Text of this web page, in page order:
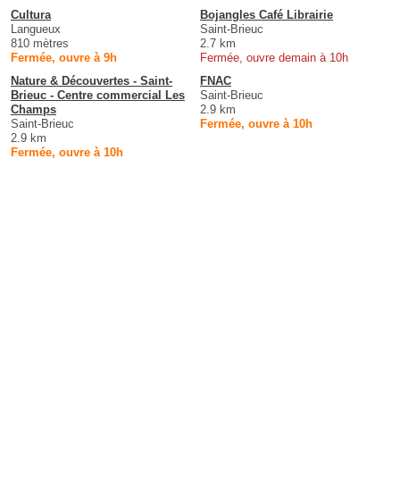
Cultura
Langueux
810 mètres
Fermée, ouvre à 9h
Bojangles Café Librairie
Saint-Brieuc
2.7 km
Fermée, ouvre demain à 10h
Nature & Découvertes - Saint-
Brieuc - Centre commercial Les
Champs
Saint-Brieuc
2.9 km
Fermée, ouvre à 10h
FNAC
Saint-Brieuc
2.9 km
Fermée, ouvre à 10h